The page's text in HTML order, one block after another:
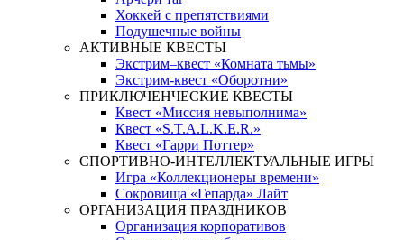
Хоккей с препятствиями
Подушечные войны
АКТИВНЫЕ КВЕСТЫ
Экстрим–квест «Комната тьмы»
Экстрим-квест «Оборотни»
ПРИКЛЮЧЕНЧЕСКИЕ КВЕСТЫ
Квест «Миссия невыполнима»
Квест «S.T.A.L.K.E.R.»
Квест «Гарри Поттер»
СПОРТИВНО-ИНТЕЛЛЕКТУАЛЬНЫЕ ИГРЫ
Игра «Коллекционеры времени»
Сокровища «Гепарда» Лайт
ОРГАНИЗАЦИЯ ПРАЗДНИКОВ
Организация корпоративов